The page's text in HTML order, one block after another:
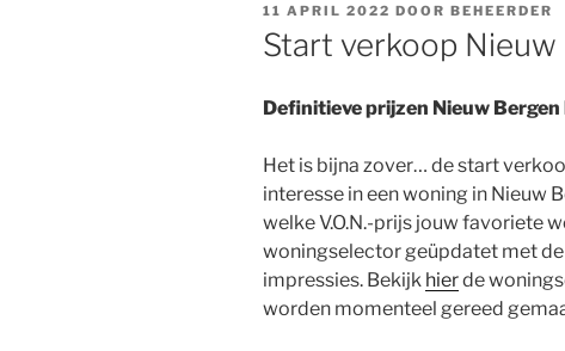
GEPLAATST
OP
11 APRIL 2022 DOOR BEHEERDER
Start verkoop
Definitieve prijzen Nieuw Bergen
Het is bijna zover… de start
interesse in een woning in Nieuw
welke V.O.N.-prijs jouw favoriete
woningselector geüpdatet met
impressies. Bekijk hierde
worden momenteel gereed